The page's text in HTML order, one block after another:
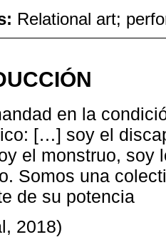
Relational art;
en la
[…] soy el
el monstruo, soy
Somos una
de su potencia
2018)